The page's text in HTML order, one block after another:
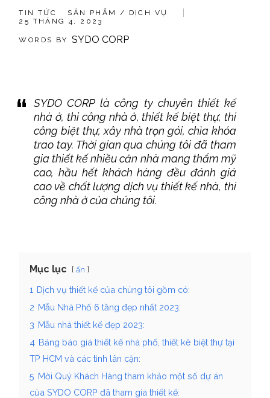
TIN TỨC
SẢN PHẨM / DỊCH VỤ
25 THÁNG 4, 2023
WORDS BY SYDO CORP
SYDO CORP là công ty chuyên thiết kế
nhà ở,thi công nhà ở,thiết kế biệt thự, thi
công biệt thự, xây nhà trọn gói, chìa khóa
trao tay. Thời gian qua chúng tôi đã tham
gia thiết kế nhiều căn nhà mang thẩm mỹ
cao, hầu hết khách hàng đều đánh giá
cao về chất lượng dịch vụ thiết kế nhà, thi
công nhà ở của chúng tôi.
Mục lục ẩn
1 Dịch vụ thiết kế của chúng tôi gồm có:
2 Mẫu Nhà Phố 6 tầng đẹp nhất 2023:
3 Mẫu nhà thiết kế đẹp 2023:
4 Bảng báo giá thiết kế nhà phố, thiết kê biệt thự tại
TP HCM và các tỉnh lân cận:
5 Mời Quý Khách Hàng tham khảo một số dự án
của SYDO CORP đã tham gia thiết kế: